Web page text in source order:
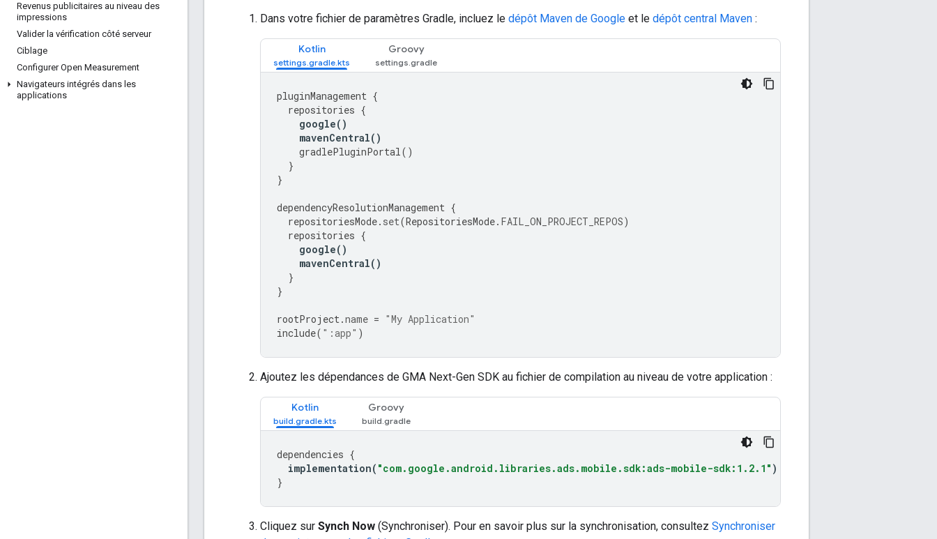
Revenus publicitaires au niveau des
impressions
Valider la vérification côté serveur
Ciblage
Configurer Open Measurement
Navigateurs intégrés dans les
applications
Dans votre fichier de paramètres Gradle, incluez le dépôt Maven de Google et le dépôt central Maven :
Kotlin Groovy
pluginManagement {
repositories {
google()
mavenCentral()
gradlePluginPortal()
}
}
dependencyResolutionManagement {
repositoriesMode. set(RepositoriesMode. FAIL_ON_PROJECT_REPOS)
repositories {
google()
mavenCentral()
}
}
rootProject.name = "My Application"
include( ":app" )
Ajoutez les dépendances de GMA Next-Gen SDK au fichier de compilation au niveau de votre application :
Kotlin Groovy
dependencies {
implementation( "com.google.android.libraries.ads.mobile.sdk:ads-mobile-sdk:1.2.1" )
}
Cliquez sur Synch Now (Synchroniser). Pour en savoir plus sur la synchronisation, consultez Synchroniser